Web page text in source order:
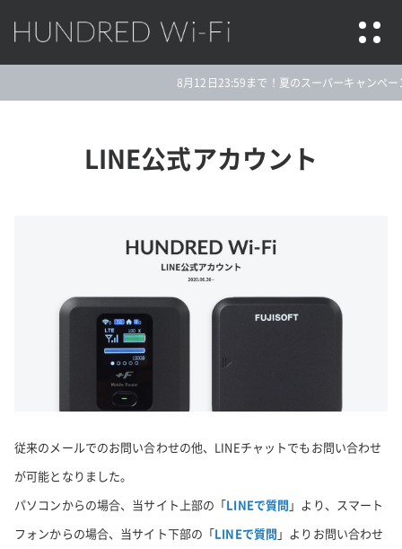
HUNDRED Wi-Fi
8月12日23:59まで！夏のスーパーキャンペー
LINE公式アカウント
従来のメールでのお問い合わせの他、LINEチャットでもお問い合わせ
が可能となりました。
パソコンからの場合、当サイト上部の「LINEで質問 」より、スマート
フォンからの場合、当サイト下部の「LINEで質問 」よりお問い合わせ